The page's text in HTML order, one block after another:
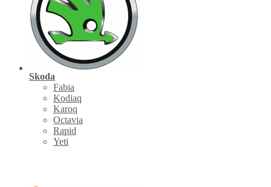
Skoda
Fabia
Kodiaq
Karoq
Octavia
Rapid
Yeti